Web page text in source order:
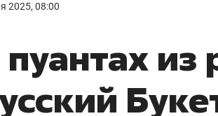
2025, 08:00
из